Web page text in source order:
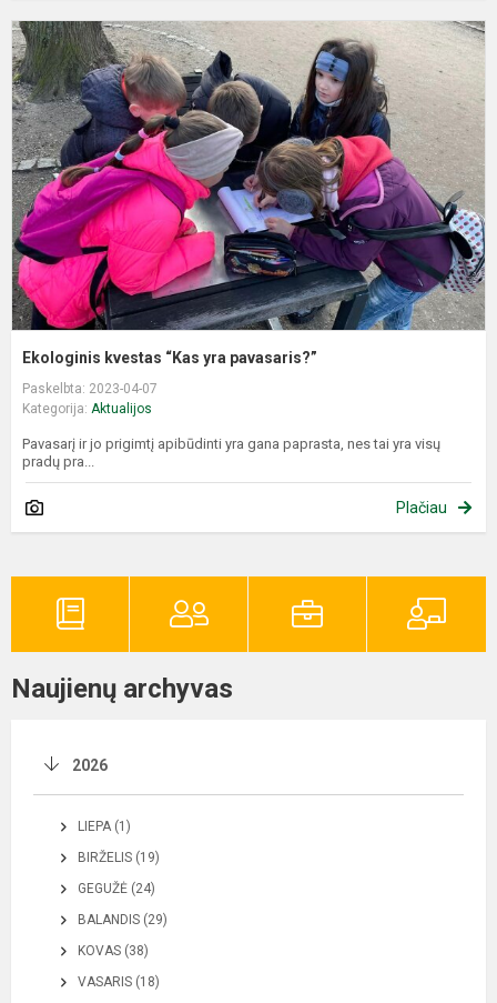
Ekologinis kvestas “Kas yra pavasaris?”
Paskelbta: 2023-04-07
Kategorija: Aktualijos
Pavasarį ir jo prigimtį apibūdinti yra gana paprasta, nes tai yra visų
pradų pra...
Plačiau
Naujienų archyvas
2026
LIEPA (1)
BIRŽELIS (19)
GEGUŽĖ (24)
BALANDIS (29)
KOVAS (38)
VASARIS (18)